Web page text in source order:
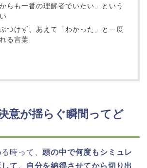
からも一番の理解者でいたい」という
つけず、あえて「わかった」と一度
る言葉
意が揺らぐ瞬間ってど
時って、頭の中で何度もシミュレ
て、自分を納得させてから切り出